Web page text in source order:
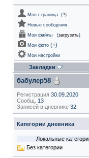
Моя страница (?)
Новые сообщения
Мои файлы
(загрузить)
Мои фото (+)
Мои настройки
Закладки
бабулер58
Регистрация 30.09.2020
Сообщ. 13
Записей в дневнике 32
Категории дневника
Локальные
Без категории